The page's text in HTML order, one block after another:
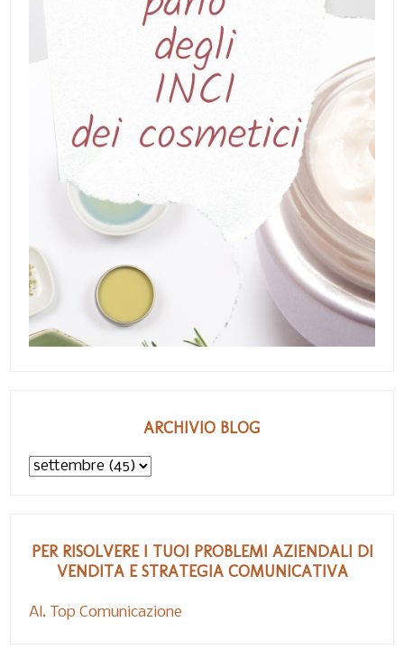
ARCHIVIO BLOG
PER RISOLVERE I TUOI PROBLEMI AZIENDALI DI
VENDITA E STRATEGIA COMUNICATIVA
Al. Top Comunicazione